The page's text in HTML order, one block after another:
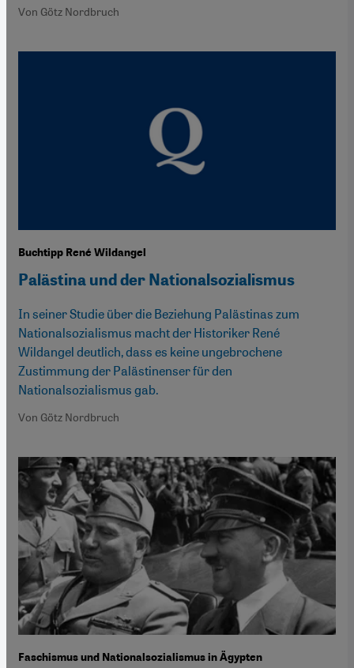
Von Götz Nordbruch
Buchtipp René Wildangel
Palästina und der Nationalsozialismus
In seiner Studie über die Beziehung Palästinas zum
Nationalsozialismus macht der Historiker René
Wildangel deutlich, dass es keine ungebrochene
Zustimmung der Palästinenser für den
Nationalsozialismus gab.
Von Götz Nordbruch
Faschismus und Nationalsozialismus in Ägypten